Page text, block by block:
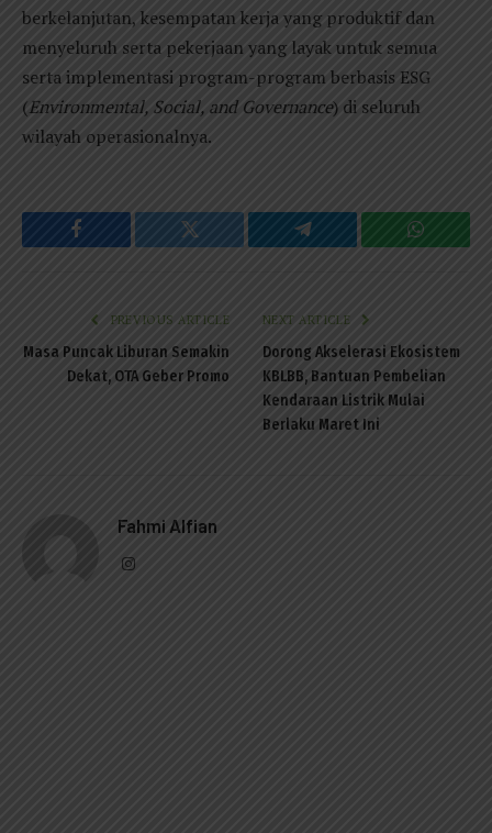
berkelanjutan, kesempatan kerja yang produktif dan
menyeluruh serta pekerjaan yang layak untuk semua
serta implementasi program-program berbasis ESG
(Environmental, Social, and Governance) di seluruh
wilayah operasionalnya.
Facebook Twitter Telegram
PREVIOUS ARTICLE
Masa Puncak Liburan Semakin
Dekat, OTA Geber Promo
NEXT ARTICLE
Dorong Akselerasi Ekosistem
KBLBB, Bantuan Pembelian
Kendaraan Listrik Mulai
Berlaku Maret Ini
Fahmi Alfian
Instagram